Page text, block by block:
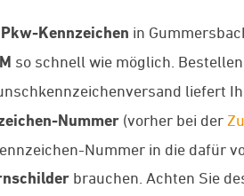
Pkw-Kennzeichen in
so schnell wie möglich.
liefert
Nummer (vorher bei der
Nummer in die dafür
brauchen. Achten Sie